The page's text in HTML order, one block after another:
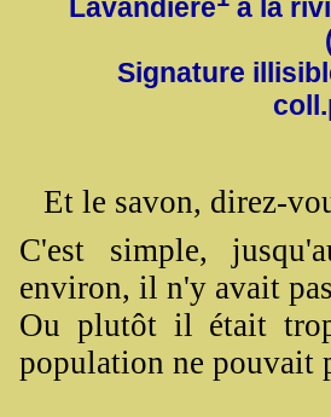
Lavandière
à la
Signature
Et le savon, direz-
C'est simple,
environ, il n'y avait
Ou plutôt il était
population ne pouvait